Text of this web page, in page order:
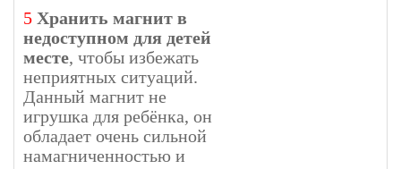
5 Хранить магнит в
недоступном для детей
месте, чтобы избежать
неприятных ситуаций.
Данный магнит не
игрушка для ребёнка, он
обладает очень сильной
намагниченностью и